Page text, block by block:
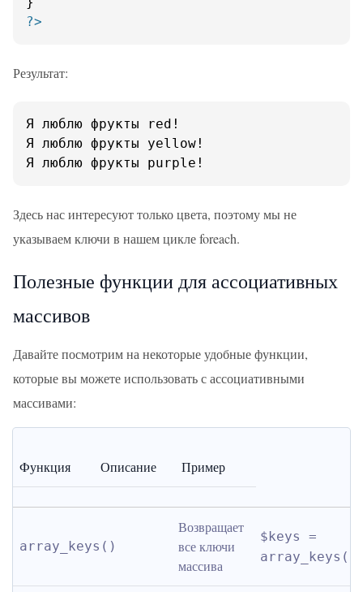
?>
Результат:
Я люблю фрукты red!
Я люблю фрукты yellow!
Я люблю фрукты purple!
Здесь нас интересуют только цвета, поэтому мы не
указываем ключи в нашем цикле foreach.
Полезные функции для ассоциативных
массивов
Давайте посмотрим на некоторые удобные функции,
которые вы можете использовать с ассоциативными
массивами:
Функция Описание Пример
array_keys()
Возвращает
все ключи
массива
$keys =